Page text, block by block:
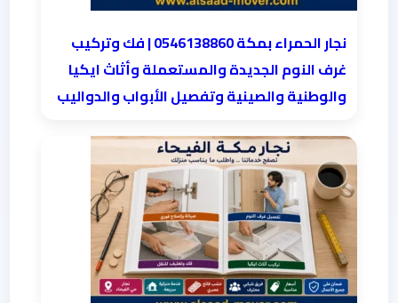
نجار الحمراء بمكة 0546138860⁩ | فك وتركيب
غرف النوم الجديدة والمستعملة وأثاث ايكيا
والوطنية والصينية وتفصيل الأبواب والدواليب